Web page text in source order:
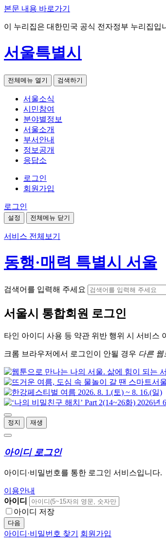
본문 내용 바로가기
이 누리집은 대한민국 공식 전자정부 누리집입
서울특별시
전체메뉴 열기 검색하기
서울소식
시민참여
분야별정보
서울소개
부서안내
정보공개
응답소
로그인
회원가입
로그인
설정 전체메뉴 닫기
서비스 전체보기
동행·매력 특별시 서울
검색어를 입력해 주세요
서울시 통합회원 로그인
타인 아이디 사용 등 약관 위반 행위 시 서비스
크롬 브라우저에서 로그인이 안될 경우 다른
정지 재생
아이디 로그인
아이디·비밀번호를 통한 로그인 서비스입니다.
이용안내
아이디
아이디 저장
다음
아이디·비밀번호 찾기 회원가입